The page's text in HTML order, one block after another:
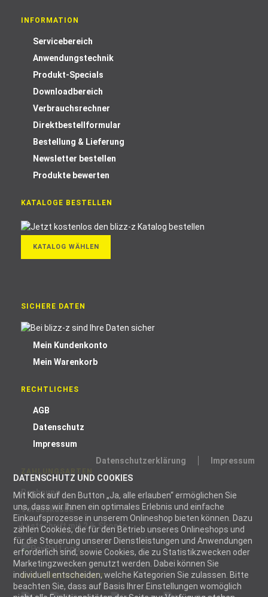
Datenschutzerklärung
Impressum
DATENSCHUTZ UND COOKIES
Mit Klick auf den Button „Ja, alle erlauben“ ermöglichen Sie
uns, dass wir Ihnen ein optimales Erlebnis und einfache
Einkaufsprozesse in unserem Onlineshop bieten können. Dazu
zählen Cookies, die für den Betrieb unseres Onlineshops und
für die Steuerung unserer Dienstleistungen und Anwendungen
erforderlich sind, sowie Cookies, die zu Statistikzwecken oder
Marketingzwecken genutzt werden. Dabei können Sie
individuell entscheiden, welche Kategorien Sie zulassen. Bitte
beachten Sie, dass auf Basis Ihrer Einstellungen womöglich
INFORMATION
Servicebereich
Anwendungstechnik
Produkt-Specials
Downloadbereich
Verbrauchsrechner
Direktbestellformular
Bestellung & Lieferung
Newsletter bestellen
Produkte bewerten
KATALOGE BESTELLEN
KATALOG WÄHLEN
SICHERE DATEN
Mein Kundenkonto
Mein Warenkorb
RECHTLICHES
AGB
Datenschutz
Impressum
Rechnung
Vorauskasse
Lastschrift mit 2 % Skonto
WIR VERSENDEN MIT